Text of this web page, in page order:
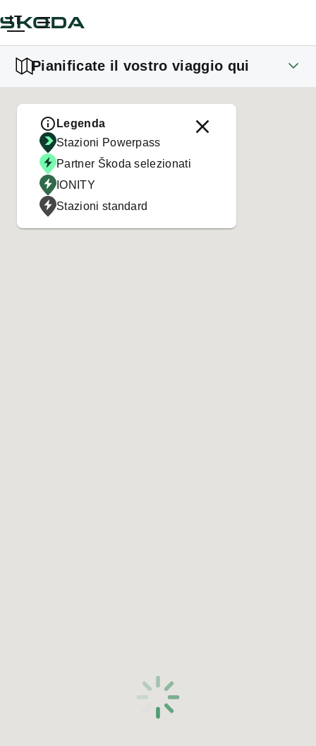
IT
Pianificate il vostro viaggio qui
Legenda
Stazioni Powerpass
Partner Škoda selezionati
IONITY
Stazioni standard